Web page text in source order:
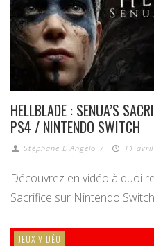
HELLBLADE : SENUA’S
PS4 / NINTENDO SWITCH
Stéphane D'Angelo / 11
Découvrez en vidéo à quoi
Sacrifice sur Nintendo
JEUX VIDÉO